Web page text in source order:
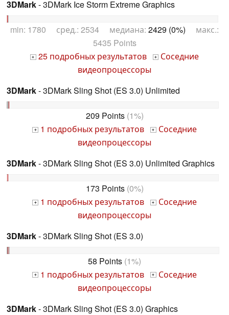
3DMark- 3DMark Ice Storm Extreme Graphics
min: 1780 сред.: 2534 медиана: 2429 (0%) макс.:
5435 Points
+ 25 подробных результатов +
Соседние
видеопроцессоры
3DMark- 3DMark Sling Shot (ES 3.0) Unlimited
209 Points(1%)
+ 1 подробных результатов + Соседние
видеопроцессоры
3DMark- 3DMark Sling Shot (ES 3.0) Unlimited Graphics
173 Points(0%)
+ 1 подробных результатов + Соседние
видеопроцессоры
3DMark- 3DMark Sling Shot (ES 3.0)
58 Points (1%)
+ 1 подробных результатов + Соседние
видеопроцессоры
3DMark- 3DMark Sling Shot (ES 3.0) Graphics